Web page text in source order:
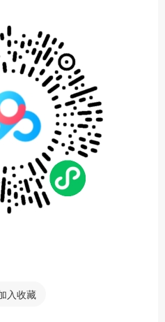
入收藏